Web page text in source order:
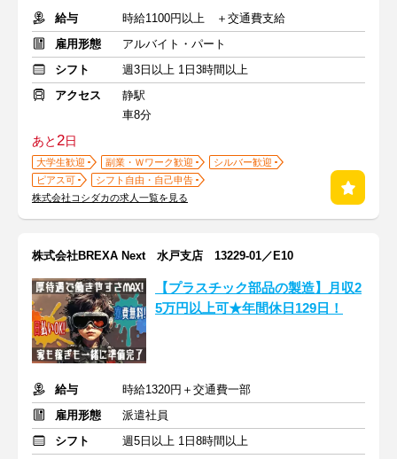
給与
時給1100円以上 ＋交通費支給
雇用形態
アルバイト・パート
シフト
週3日以上 1日3時間以上
アクセス
静駅
車8分
あと2日
大学生歓迎 副業・Ｗワーク歓迎
シルバー歓迎
ピアス可
シフト自由・自己申告
株式会社コシダカの求人一覧を見る
株式会社BREXA Next 水戸支店 13229-01／E10
【プラスチック部品の製造】月収2
5万円以上可★年間休日129日！
給与
時給1320円＋交通費一部
雇用形態
派遣社員
シフト
週5日以上 1日8時間以上